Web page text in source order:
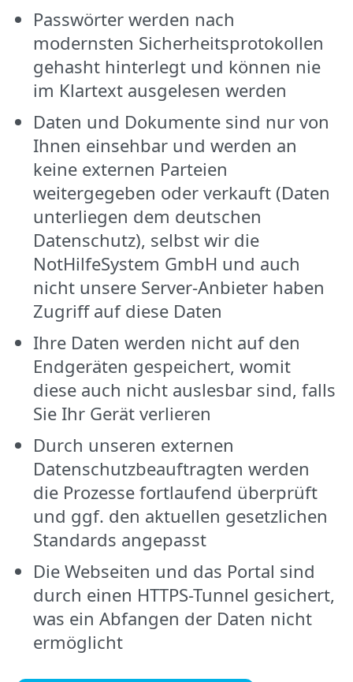
Passwörter werden nach
modernsten Sicherheitsprotokollen
gehasht hinterlegt und können nie
im Klartext ausgelesen werden
Daten und Dokumente sind nur von
Ihnen einsehbar und werden an
keine externen Parteien
weitergegeben oder verkauft (Daten
unterliegen dem deutschen
Datenschutz), selbst wir die
NotHilfeSystem GmbH und auch
nicht unsere Server-Anbieter haben
Zugriff auf diese Daten
Ihre Daten werden nicht auf den
Endgeräten gespeichert, womit
diese auch nicht auslesbar sind, falls
Sie Ihr Gerät verlieren
Durch unseren externen
Datenschutzbeauftragten werden
die Prozesse fortlaufend überprüft
und ggf. den aktuellen gesetzlichen
Standards angepasst
Die Webseiten und das Portal sind
durch einen HTTPS-Tunnel gesichert,
was ein Abfangen der Daten nicht
ermöglicht